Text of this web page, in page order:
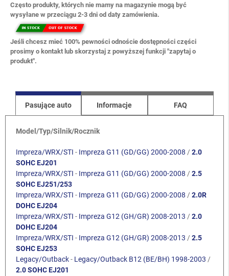
Często produkty, których nie mamy na magazynie mogą być
wysyłane w przeciągu 2-3 dni od daty zamówienia.
Jeśli chcesz mieć 100% pewności odnoście dostępności części
prosimy o kontakt lub skorzystaj z powyższej funkcji "zapytaj o
produkt".
Pasujące auto Informacje FAQ
Model/Typ/Silnik/Rocznik
Impreza/WRX/STI - Impreza G11 (GD/GG) 2000-2008 /2.0
SOHC EJ201
Impreza/WRX/STI - Impreza G11 (GD/GG) 2000-2008 /2.5
SOHC EJ251/253
Impreza/WRX/STI - Impreza G11 (GD/GG) 2000-2008 /2.0R
DOHC EJ204
Impreza/WRX/STI - Impreza G12 (GH/GR) 2008-2013 /2.0
DOHC EJ204
Impreza/WRX/STI - Impreza G12 (GH/GR) 2008-2013 /2.5
SOHC EJ253
Legacy/Outback- Legacy/Outback B12 (BE/BH) 1998-2003 /
2.0 SOHC EJ201